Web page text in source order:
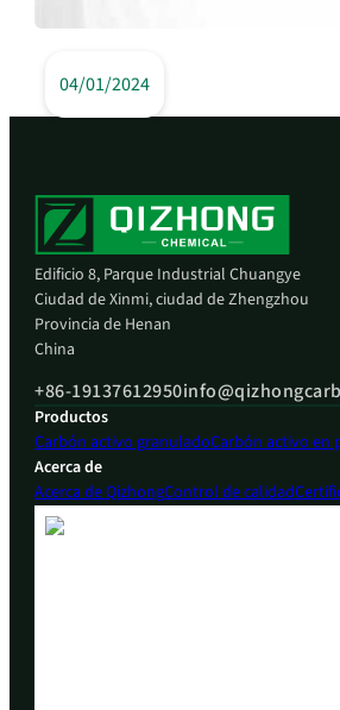
04/01/2024
Edificio 8, Parque Industrial Chuangye
Ciudad de Xinmi, ciudad de Zhengzhou
Provincia de Henan
China
+86-19137612950
Productos
Carbón activo granuladoCarbón activo en
Acerca de
Acerca de QizhongControl de calidad